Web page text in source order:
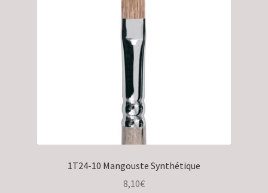
1T24-10 Mangouste Synthétique
8,10€